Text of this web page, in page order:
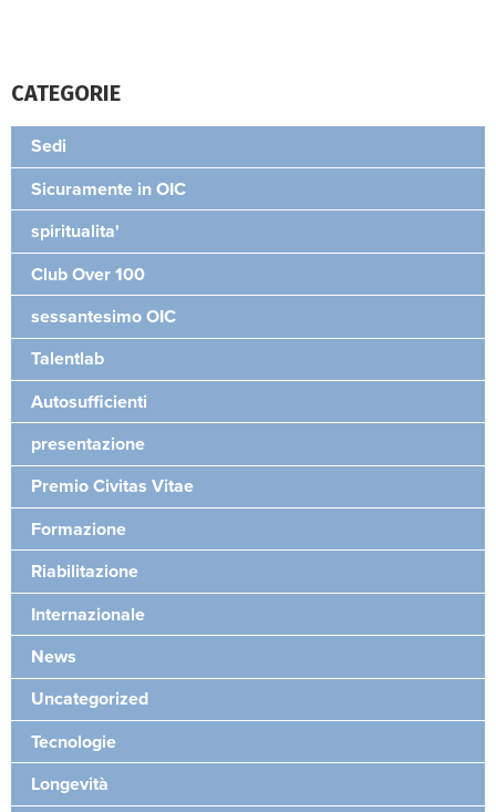
CATEGORIE
Sedi
Sicuramente in OIC
spiritualita'
Club Over 100
sessantesimo OIC
Talentlab
Autosufficienti
presentazione
Premio Civitas Vitae
Formazione
Riabilitazione
Internazionale
News
Uncategorized
Tecnologie
Longevità